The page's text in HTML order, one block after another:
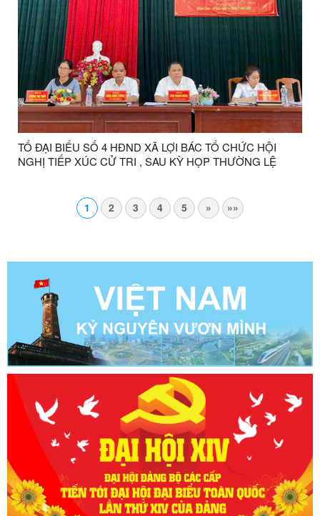
TỔ ĐẠI BIỂU SỐ 4 HĐND XÃ LỢI BÁC TỔ CHỨC HỘI
NGHỊ TIẾP XÚC CỬ TRI , SAU KỲ HỌP THƯỜNG LỆ
1 2 3 4 5 » »»